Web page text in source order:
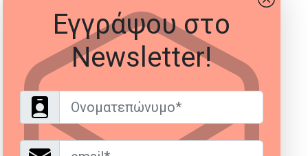
Εγγράψου στο
Newsletter!
Όνομα
Email*